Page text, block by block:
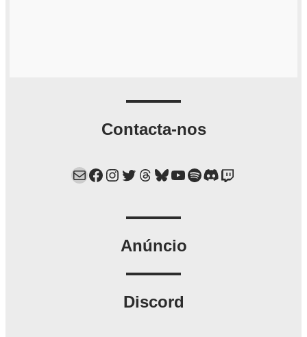
Contacta-nos
Mail Facebook Instagram Twitter Threads Bluesky YouTube Spotify Discord Twitch
Anúncio
Discord